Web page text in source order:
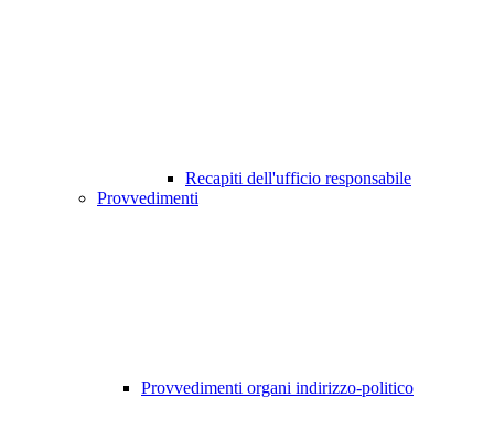
Recapiti dell'ufficio responsabile
Provvedimenti
Provvedimenti organi indirizzo-politico